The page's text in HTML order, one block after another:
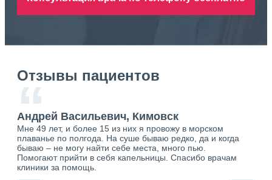
Отзывы пациентов
“
Андрей Васильевич, Кимовск
Мне 49 лет, и более 15 из них я провожу в морском
плаванье по полгода. На суше бываю редко, да и когда
бываю – не могу найти себе места, много пью.
Помогают прийти в себя капельницы. Спасибо врачам
клиники за помощь.